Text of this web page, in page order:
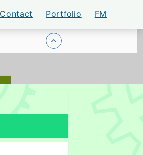
Contact Portfolio FM
トップに戻る